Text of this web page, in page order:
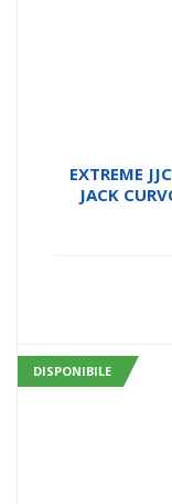
EXTREME
JACK
DISPONIBILE